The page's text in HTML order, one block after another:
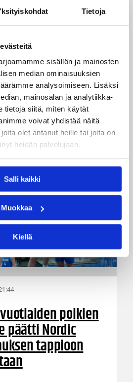
Tietoja
sisällön ja mainosten
median ominaisuuksien
analysoimiseen. Lisäksi
mainosalan ja analytiikka-
tietoja siitä, miten käytät
voivat yhdistää näitä
olet antanut heille tai joita on
heidän palvelujaan.
Salli kaikki
Muokkaa
Kiellä
harvinaislaatuisen voiton
Liettuan 81-70
22 pisteen
pelaa Tukholmassa vielä
huomenna vastaan tulee
poikien
päätti Nordic
tappioon